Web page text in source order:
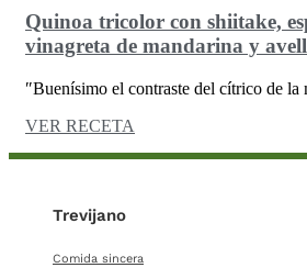
Quinoa tricolor con shiitake,
vinagreta de mandarina y
″Buenísimo el contraste del cítrico de la
VER RECETA
Trevijano
Comida sincera